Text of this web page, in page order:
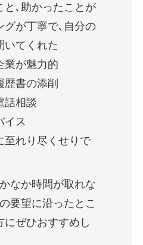
と､助かったことが
グが丁寧で､自分の
いてくれた
業が魅力的
歴書の添削
話相談
イス
至れり尽くせりで
なか時間が取れな
要望に沿ったとこ
にぜひおすすめし